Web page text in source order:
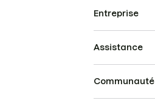
Entreprise
Assistance
Communauté